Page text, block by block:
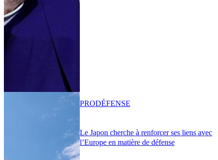
Le Japon cherche à renforcer ses liens avec
l’Europe en matière de défense
PRODÉFENSE